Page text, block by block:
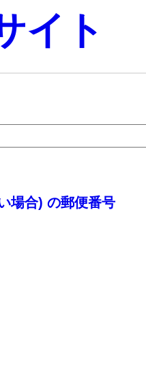
イト
場合) の郵便番号